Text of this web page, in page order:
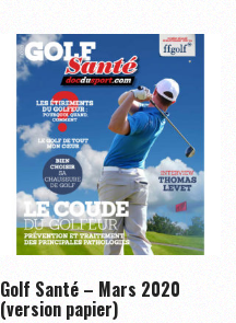
Golf Santé – Mars 2020
(version papier)